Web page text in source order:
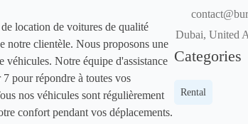
location de voitures de qualité
notre clientèle. Nous proposons une
véhicules. Notre équipe d'assistance
pour répondre à toutes vos
nos véhicules sont régulièrement
confort pendant vos déplacements.
Dubai, United
Categories
Rental